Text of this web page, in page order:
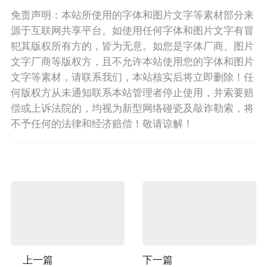
免责声明：本站所使用的字体和图片文字等素材部分来
源于互联网共享平台。如使用任何字体和图片文字有冒
犯其版权所有方的，皆为无意。如您是字体厂商、图片
文字厂商等版权方，且不允许本站使用您的字体和图片
文字等素材，请联系我们，本站核实后将立即删除！任
何版权方从未通知联系本站管理者停止使用，并索要赔
偿或上诉法院的，均视为新型网络碰瓷及敲诈勒索，将
不予任何的法律和经济赔偿！敬请谅解！
上一篇 下一篇